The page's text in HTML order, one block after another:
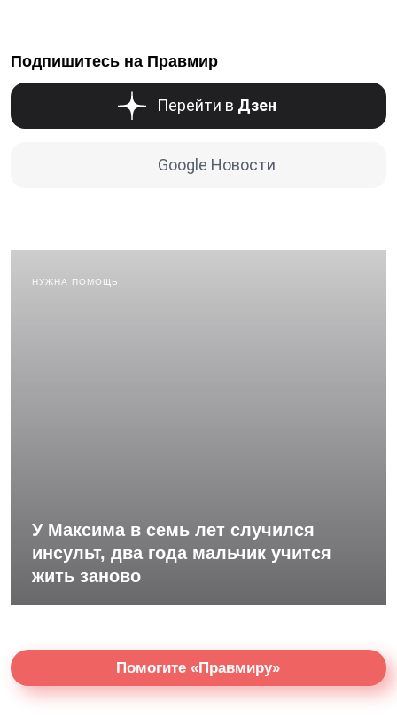
Подпишитесь на Правмир
Перейти в Дзен
Google Новости
НУЖНА ПОМОЩЬ
У Максима в семь лет случился
инсульт, два года мальчик учится
жить заново
Помогите «Правмиру»